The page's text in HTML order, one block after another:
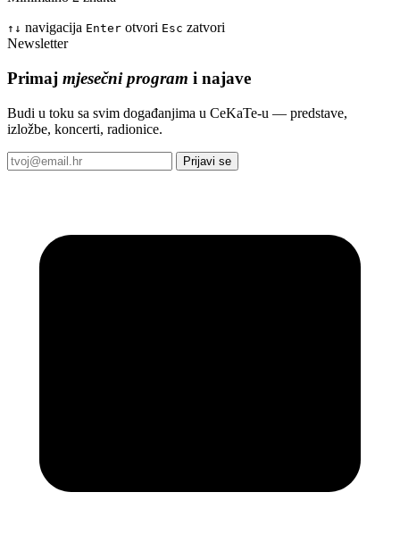
↑ ↓ navigacija Enter otvori Esc zatvori
Newsletter
Primaj mjesečni program i najave
Budi u toku sa svim događanjima u CeKaTe-u — predstave,
izložbe, koncerti, radionice.
Prijavi se